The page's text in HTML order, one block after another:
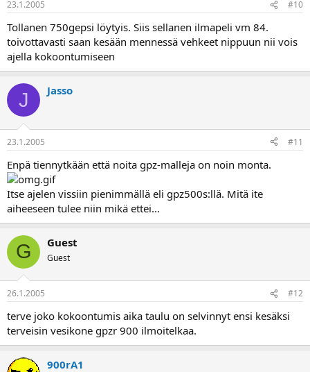
23.1.2005 #10
Tollanen 750gepsi löytyis. Siis sellanen ilmapeli vm 84.
toivottavasti saan kesään mennessä vehkeet nippuun nii vois
ajella kokoontumiseen
J Jasso
23.1.2005 #11
Enpä tiennytkään että noita gpz-malleja on noin monta.
Itse ajelen vissiin pienimmällä eli gpz500s:llä. Mitä ite
aiheeseen tulee niin mikä ettei...
G Guest
Guest
26.1.2005 #12
terve joko kokoontumis aika taulu on selvinnyt ensi kesäksi
terveisin vesikone gpzr 900 ilmoitelkaa.
900rA1